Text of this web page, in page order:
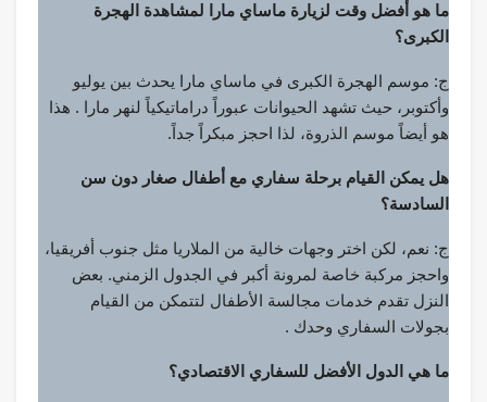
ما هو أفضل وقت لزيارة ماساي مارا لمشاهدة الهجرة
الكبرى؟
ج: موسم الهجرة الكبرى في ماساي مارا يحدث بين يوليو
وأكتوبر، حيث تشهد الحيوانات عبوراً دراماتيكياً لنهر مارا . هذا
هو أيضاً موسم الذروة، لذا احجز مبكراً جداً.
هل يمكن القيام برحلة سفاري مع أطفال صغار دون سن
السادسة؟
ج: نعم، لكن اختر وجهات خالية من الملاريا مثل جنوب أفريقيا،
واحجز مركبة خاصة لمرونة أكبر في الجدول الزمني. بعض
النزل تقدم خدمات مجالسة الأطفال لتتمكن من القيام
بجولات السفاري وحدك .
ما هي الدول الأفضل للسفاري الاقتصادي؟